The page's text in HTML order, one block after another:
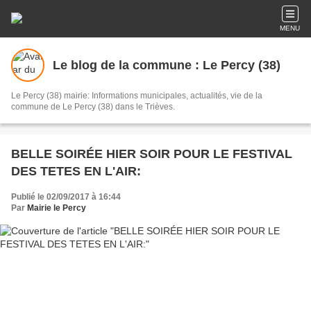
MENU
Le blog de la commune : Le Percy (38)
Le Percy (38) mairie: Informations municipales, actualités, vie de la
commune de Le Percy (38) dans le Trièves.
BELLE SOIRÉE HIER SOIR POUR LE FESTIVAL
DES TETES EN L'AIR:
Publié le 02/09/2017 à 16:44
Par Mairie le Percy